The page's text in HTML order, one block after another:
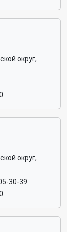
округ,
округ,
30-39